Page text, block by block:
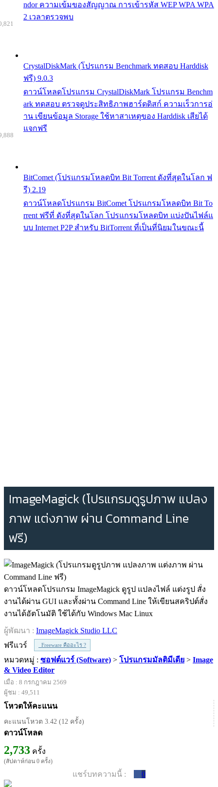
ndor ความเข้มของสัญญาณ การเข้ารหัส WEP WPA WPA
2 เวลาตรวจพบ
CrystalDiskMark (โปรแกรม Benchmark ทดสอบ Harddisk
ฟรี) 9.0.3
ดาวน์โหลดโปรแกรม CrystalDiskMark โปรแกรม Benchm
ark ทดสอบ ตรวจดูประสิทธิภาพฮาร์ดดิสก์ ความเร็วการอ่
าน เขียนข้อมูล Storage ใช้หาสาเหตุของ Harddisk เสียได้
แจกฟรี
BitComet (โปรแกรมโหลดบิท Bit Torrent ดังที่สุดในโลก ฟ
รี) 2.19
ดาวน์โหลดโปรแกรม BitComet โปรแกรมโหลดบิท Bit To
rrent ฟรีที่ ดังที่สุดในโลก โปรแกรมโหลดบิท แบ่งปันไฟล์แ
บบ Internet P2P สำหรับ BitTorrent ที่เป็นที่นิยมในขณะนี้
ImageMagick (โปรแกรมดูรูปภาพ แปลง
ภาพ แต่งภาพ ผ่าน Command Line
ฟรี)
ดาวน์โหลดโปรแกรม ImageMagick ดูรูป แปลงไฟล์ แต่งรูป สั่ง
งานได้ผ่าน GUI และทั้งผ่าน Command Line ให้เขียนสคริปต์สั่ง
งานได้อัตโนมัติ ใช้ได้กับ Windows Mac Linux
ผู้พัฒนา : ImageMagick Studio LLC
ฟรีแวร์
Freeware คืออะไร ?
หมวดหมู่ : ซอฟต์แวร์ (Software) > โปรแกรมมัลติมีเดีย > Image
& Video Editor
เมื่อ : 8 กรกฎาคม 2569
ผู้ชม : 49,511
โหวตให้คะแนน
คะแนนโหวต 3.42 (12 ครั้ง)
ดาวน์โหลด
2,733 ครั้ง
(สัปดาห์ก่อน 0 ครั้ง)
แชร์บทความนี้ : 0